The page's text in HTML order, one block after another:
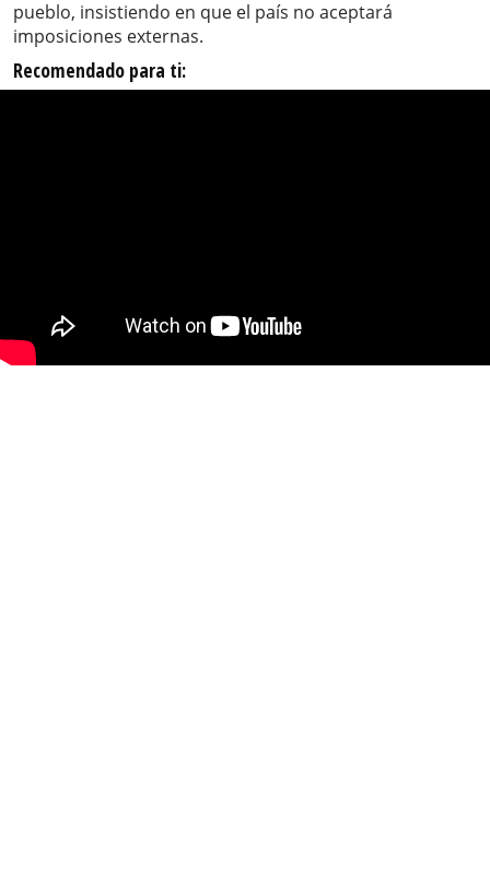
pueblo, insistiendo en que el país no aceptará
imposiciones externas.
Recomendado para ti: